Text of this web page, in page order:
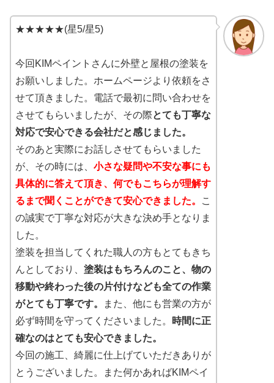
★★★★★(星5/星5)
今回KIMペイントさんに外壁と屋根の塗装を
お願いしました。ホームページより依頼をさ
せて頂きました。電話で最初に問い合わせを
させてもらいましたが、その際とても丁寧な
対応で安心できる会社だと感じました。
そのあと実際にお話しさせてもらいました
が、その時には、 小さな疑問や不安な事にも
具体的に答えて頂き、何でもこちらが理解す
るまで聞くことができて安心できました。
こ
の誠実で丁寧な対応が大きな決め手となりま
した。
塗装を担当してくれた職人の方もとてもきち
んとしており、 塗装はもちろんのこと、物の
移動や終わった後の片付けなども全ての作業
がとても丁寧です。
また、他にも営業の方が
必ず時間を守ってくださいました。
時間に正
確なのはとても安心できました。
今回の施工、綺麗に仕上げていただきありが
とうございました。また何かあればKIMペイ